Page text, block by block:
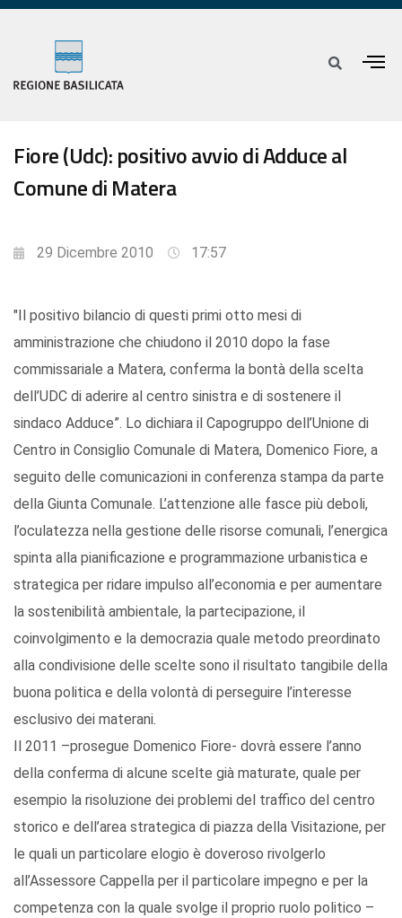
Fiore (Udc): positivo avvio di Adduce al
Comune di Matera
29 Dicembre 2010 17:57
"Il positivo bilancio di questi primi otto mesi di
amministrazione che chiudono il 2010 dopo la fase
commissariale a Matera, conferma la bontà della scelta
dell’UDC di aderire al centro sinistra e di sostenere il
sindaco Adduce”. Lo dichiara il Capogruppo dell’Unione di
Centro in Consiglio Comunale di Matera, Domenico Fiore, a
seguito delle comunicazioni in conferenza stampa da parte
della Giunta Comunale. L’attenzione alle fasce più deboli,
l’oculatezza nella gestione delle risorse comunali, l’energica
spinta alla pianificazione e programmazione urbanistica e
strategica per ridare impulso all’economia e per aumentare
la sostenibilità ambientale, la partecipazione, il
coinvolgimento e la democrazia quale metodo preordinato
alla condivisione delle scelte sono il risultato tangibile della
buona politica e della volontà di perseguire l’interesse
esclusivo dei materani.
Il 2011 –prosegue Domenico Fiore- dovrà essere l’anno
della conferma di alcune scelte già maturate, quale per
esempio la risoluzione dei problemi del traffico del centro
storico e dell’area strategica di piazza della Visitazione, per
le quali un particolare elogio è doveroso rivolgerlo
all’Assessore Cappella per il particolare impegno e per la
competenza con la quale svolge il proprio ruolo politico –